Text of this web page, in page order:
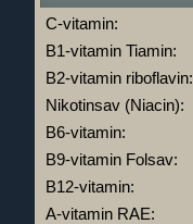
C-vitamin:
B1-vitamin Tiamin:
B2-vitamin riboflavin:
Nikotinsav (Niacin):
B6-vitamin:
B9-vitamin Folsav:
B12-vitamin:
A-vitamin RAE: